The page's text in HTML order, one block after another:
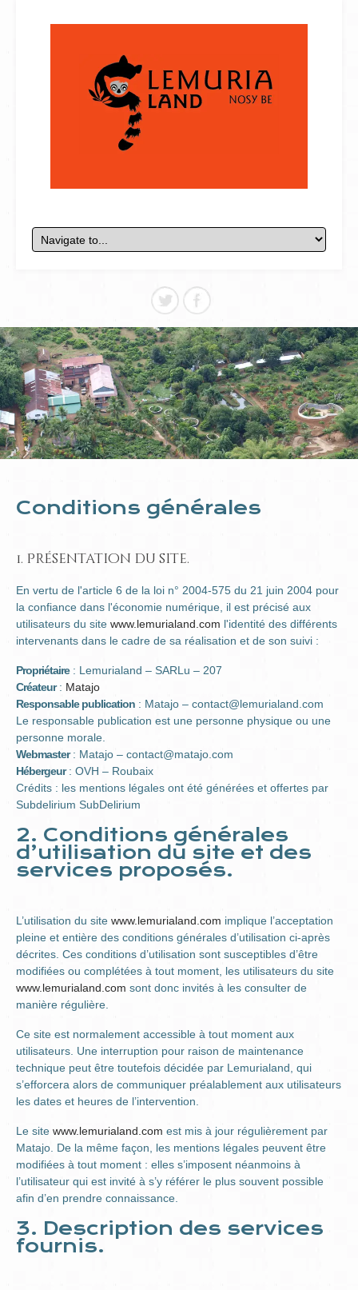
Conditions générales
1. Présentation du site.
En vertu de l'article 6 de la loi n° 2004-575 du 21 juin 2004 pour
la confiance dans l'économie numérique, il est précisé aux
utilisateurs du site www.lemurialand.com l'identité des différents
intervenants dans le cadre de sa réalisation et de son suivi :
Propriétaire: Lemurialand – SARLu – 207
Créateur: Matajo
Responsable publication : Matajo – contact@lemurialand.com
Le responsable publication est une personne physique ou une
personne morale.
Webmaster: Matajo – contact@matajo.com
Hébergeur: OVH – Roubaix
Crédits : les mentions légales ont été générées et offertes par
Subdelirium SubDelirium
2. Conditions générales
d’utilisation du site et des
services proposés.
L’utilisation du site www.lemurialand.com implique l’acceptation
pleine et entière des conditions générales d’utilisation ci-après
décrites. Ces conditions d’utilisation sont susceptibles d’être
modifiées ou complétées à tout moment, les utilisateurs du site
www.lemurialand.com sont donc invités à les consulter de
manière régulière.
Ce site est normalement accessible à tout moment aux
utilisateurs. Une interruption pour raison de maintenance
technique peut être toutefois décidée par Lemurialand, qui
s’efforcera alors de communiquer préalablement aux utilisateurs
les dates et heures de l’intervention.
Le site www.lemurialand.com est mis à jour régulièrement par
Matajo. De la même façon, les mentions légales peuvent être
modifiées à tout moment : elles s’imposent néanmoins à
l’utilisateur qui est invité à s’y référer le plus souvent possible
afin d’en prendre connaissance.
3. Description des services
fournis.